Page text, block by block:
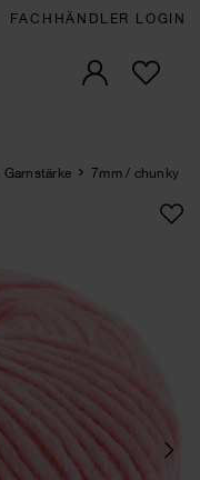
FACHHÄNDLER LOGIN
Garnstärke 7mm / chunky